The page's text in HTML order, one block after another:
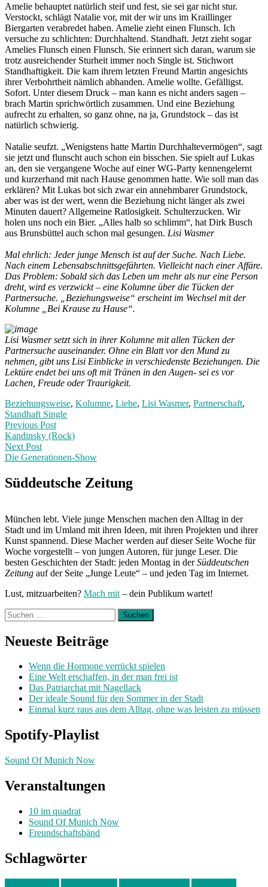
Amelie behauptet natürlich steif und fest, sie sei gar nicht stur.
Verstockt, schlägt Natalie vor, mit der wir uns im Kraillinger
Biergarten verabredet haben. Amelie zieht einen Flunsch. Ich
versuche zu schlichten: Durchhaltend. Standhaft. Jetzt zieht sogar
Amelies Flunsch einen Flunsch. Sie erinnert sich daran, warum sie
trotz ausreichender Sturheit immer noch Single ist. Stichwort
Standhaftigkeit. Die kam ihrem letzten Freund Martin angesichts
ihrer Verbohrtheit nämlich abhanden. Amelie wollte. Gefälligst.
Sofort. Unter diesem Druck – man kann es nicht anders sagen –
brach Martin sprichwörtlich zusammen. Und eine Beziehung
aufrecht zu erhalten, so ganz ohne, na ja, Grundstock – das ist
natürlich schwierig.
Natalie seufzt. „Wenigstens hatte Martin Durchhaltevermögen“, sagt
sie jetzt und flunscht auch schon ein bisschen. Sie spielt auf Lukas
an, den sie vergangene Woche auf einer WG-Party kennengelernt
und kurzerhand mit nach Hause genommen hatte. Wie soll man das
erklären? Mit Lukas bot sich zwar ein annehmbarer Grundstock,
aber was ist der wert, wenn die Beziehung nicht länger als zwei
Minuten dauert? Allgemeine Ratlosigkeit. Schulterzucken. Wir
holen uns noch ein Bier. „Alles halb so schlimm“, hat Dirk Busch
aus Brunsbüttel auch schon mal gesungen. Lisi Wasmer
Mal ehrlich: Jeder junge Mensch ist auf der Suche. Nach Liebe.
Nach einem Lebensabschnittsgefährten. Vielleicht nach einer Affäre.
Das Problem: Sobald sich das Leben um mehr als nur eine Person
dreht, wird es verzwickt – eine Kolumne über die Tücken der
Partnersuche. „Beziehungsweise“ erscheint im Wechsel mit der
Kolumne „Bei Krause zu Hause“.
Lisi Wasmer setzt sich in ihrer Kolumne mit allen Tücken der
Partnersuche auseinander. Ohne ein Blatt vor den Mund zu
nehmen, gibt uns Lisi Einblicke in verschiedenste Beziehungen. Die
Lektüre endet bei uns oft mit Tränen in den Augen- sei es vor
Lachen, Freude oder Traurigkeit.
Beziehungsweise, Kolumne, Liebe, Lisi Wasmer, Partnerschaft,
Standhaft Single
Post
navigation
Previous PostPrevious
post:
Kandinsky (Rock)
Next Post
Die Generationen-Show
Post:
Süddeutsche Zeitung
München lebt. Viele junge Menschen machen den Alltag in der
Stadt und im Umland mit ihren Ideen, mit ihren Projekten und ihrer
Kunst spannend. Diese Macher werden auf dieser Seite Woche für
Woche vorgestellt – von jungen Autoren, für junge Leser. Die
besten Geschichten der Stadt: jeden Montag in derSüddeutschen
Zeitung auf der Seite „Junge Leute“ – und jeden Tag im Internet.
Lust, mitzuarbeiten? Mach mit – dein Publikum wartet!
Suchen
nach:
Neueste Beiträge
Wenn die Hormone verrückt spielen
Eine Welt erschaffen, in der man frei ist
Das Patriarchat mit Nagellack
Der ideale Sound für den Sommer in der Stadt
Einmal kurz raus aus dem Alltag, ohne was leisten zu müssen
Spotify-Playlist
Sound Of Munich Now
Veranstaltungen
10 im quadrat
Sound Of Munich Now
Freundschaftsbänd
Schlagwörter